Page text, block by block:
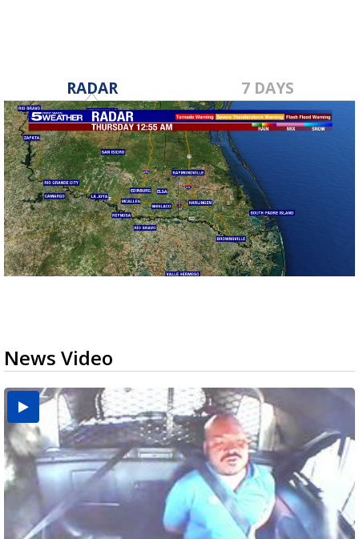
RADAR 7 DAYS
News Video